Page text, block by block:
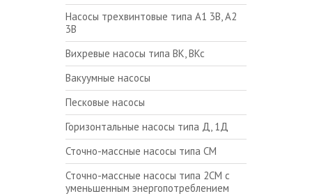
Насосы трехвинтовые типа А1 3В, А2
3В
Вихревые насосы типа ВК, ВКс
Вакуумные насосы
Песковые насосы
Горизонтальные насосы типа Д, 1Д
Сточно-массные насосы типа СМ
Сточно-массные насосы типа 2СМ с
уменьшенным энергопотреблением